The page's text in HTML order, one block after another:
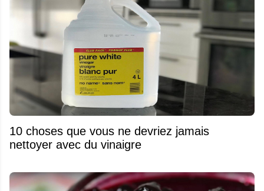
10 choses que vous ne devriez jamais
nettoyer avec du vinaigre